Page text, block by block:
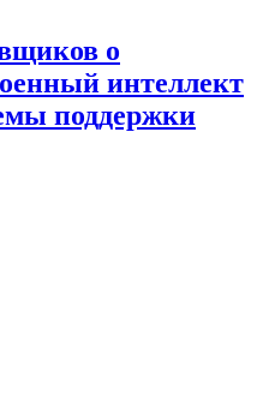
о
интеллект
поддержки